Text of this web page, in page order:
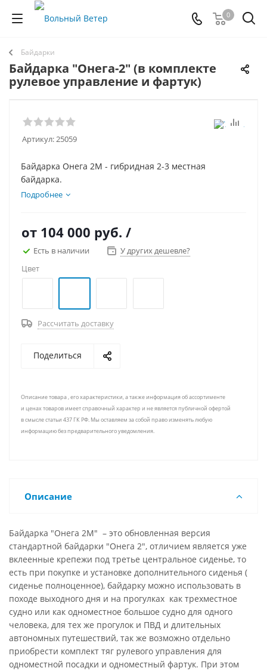
0
Байдарки
Байдарка "Онега-2" (в комплекте
рулевое управление и фартук)
Артикул:25059
Байдарка Онега 2М - гибридная 2-3 местная
байдарка.
Подробнее
от 104 000 руб. /
Есть в наличии
У других дешевле?
Цвет
Рассчитать доставку
Поделиться
Описание товара , его характеристики, а также информация об ассортименте
и ценах товаров имеет справочный характер и не является публичной офертой
в смысле статьи 437 ГК РФ. Мы оставляем за собой право изменять любую
информацию без предварительного уведомления.
Описание
Байдарка "Онега 2М" – это обновленная версия
стандартной байдарки "Онега 2", отличием является уже
вклеенные крепежи под третье центральное сиденье, то
есть при покупке и установке дополнительного сиденья (
сиденье полноценное), байдарку можно использовать в
походе выходного дня и на прогулках как трехместное
судно или как одноместное большое судно для одного
человека, для тех же прогулок и ПВД и длительных
автономных путешествий, так же возможно отдельно
приобрести комплект тяг рулевого управления для
одноместной посадки и одноместный фартук. При этом